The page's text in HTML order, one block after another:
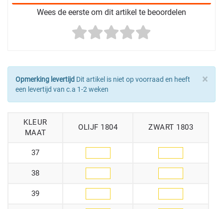
Wees de eerste om dit artikel te beoordelen
×
Opmerking levertijd Dit artikel is niet op voorraad en heeft
een levertijd van c.a 1-2 weken
KLEUR
MAAT
OLIJF 1804 ZWART 1803
37
38
39